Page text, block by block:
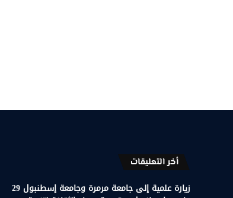
أخر التعليقات
زيارة علمية إلى جامعة مرمرة وجامعة إسطنبول 29